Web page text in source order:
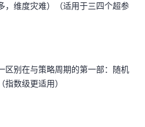
，维度灾难）（适用于三四个超参
区别在与策略周期的第一部：随机
数级更适用）